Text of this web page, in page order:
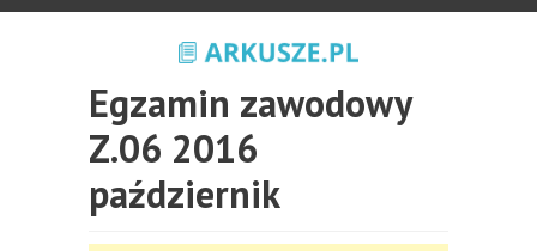
Egzamin zawodowy
Z.06 2016
październik